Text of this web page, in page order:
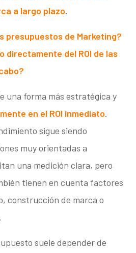
a largo plazo.
presupuestos de Marketing?
directamente del ROI de las
una forma más estratégica y
en el ROI inmediato.
sigue siendo
muy orientadas a
una medición clara, pero
tienen en cuenta factores
construcción de marca o
suele depender de